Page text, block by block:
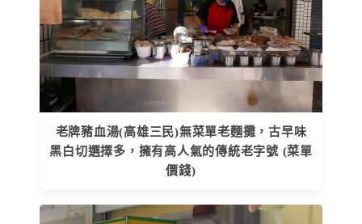
老牌豬血湯(高雄三民)無菜單老麵攤，古早味
黑白切選擇多，擁有高人氣的傳統老字號 (菜單
價錢)